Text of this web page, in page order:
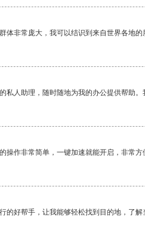
体非常庞大，我可以结识到来自世界各地的
私人助理，随时随地为我的办公提供帮助
操作非常简单，一键加速就能开启，非常方
的好帮手，让我能够轻松找到目的地，了解